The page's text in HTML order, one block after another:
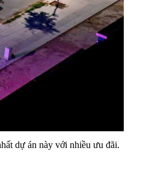
dự án này với nhiều ưu đãi.